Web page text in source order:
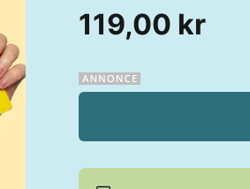
119,00 kr